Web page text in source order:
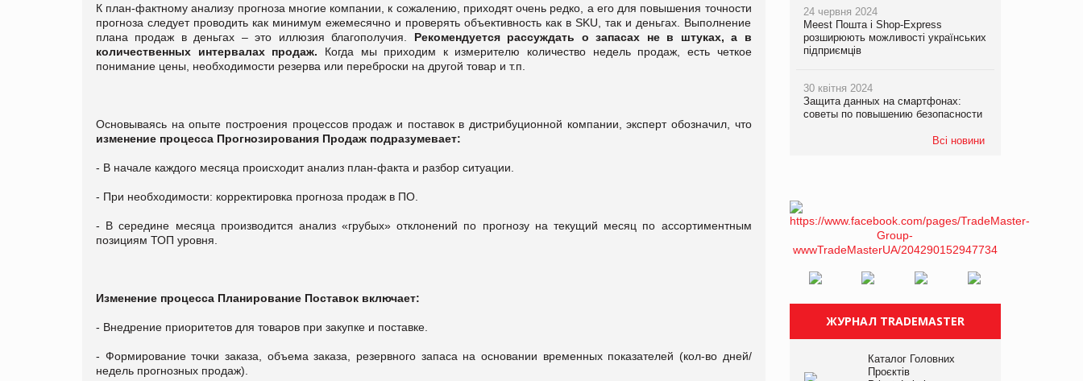
К план-фактному анализу прогноза многие компании, к сожалению, приходят очень редко, а его для повышения точности
прогноза следует проводить как минимум ежемесячно и проверять объективность как в SKU, так и деньгах. Выполнение
плана продаж в деньгах – это иллюзия благополучия. Рекомендуется рассуждать о запасах не в штуках, а в
количественных интервалах продаж. Когда мы приходим к измерителю количество недель продаж, есть четкое
понимание цены, необходимости резерва или переброски на другой товар и т.п.
Основываясь на опыте построения процессов продаж и поставок в дистрибуционной компании, эксперт обозначил, что
изменение процесса Прогнозирования Продаж подразумевает:
- В начале каждого месяца происходит анализ план-факта и разбор ситуации.
- При необходимости: корректировка прогноза продаж в ПО.
- В середине месяца производится анализ «грубых» отклонений по прогнозу на текущий месяц по ассортиментным
позициям ТОП уровня.
Изменение процесса Планирование Поставок включает:
- Внедрение приоритетов для товаров при закупке и поставке.
- Формирование точки заказа, объема заказа, резервного запаса на основании временных показателей (кол-во дней/
недель прогнозных продаж).
24 червня 2024
Meest Пошта і Shop-Express
розширюють можливості українських
підприємців
30 квітня 2024
Защита данных на смартфонах:
советы по повышению безопасности
Всі новини
ЖУРНАЛ TRADEMASTER
Каталог Головних
Проєктів